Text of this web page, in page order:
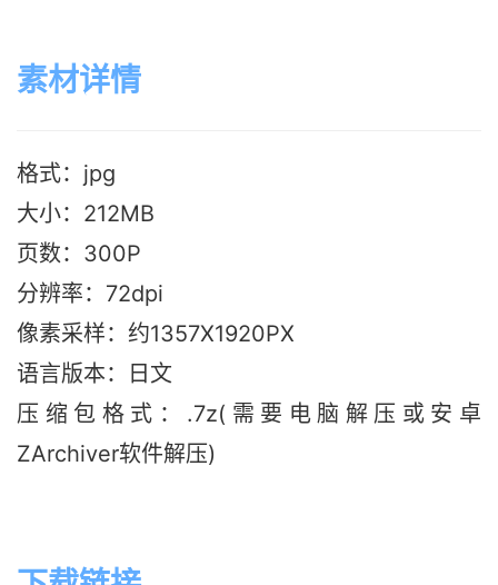
素材详情
格式：jpg
大小：212MB
页数：300P
分辨率：72dpi
像素采样：约1357X1920PX
语言版本：日文
压缩包格式：.7z(需要电脑解压或安卓
ZArchiver软件解压)